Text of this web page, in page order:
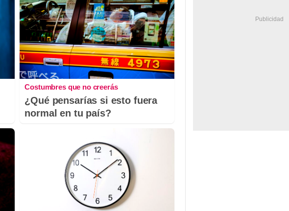
Costumbres que no creerás
¿Qué pensarías si esto fuera
normal en tu país?